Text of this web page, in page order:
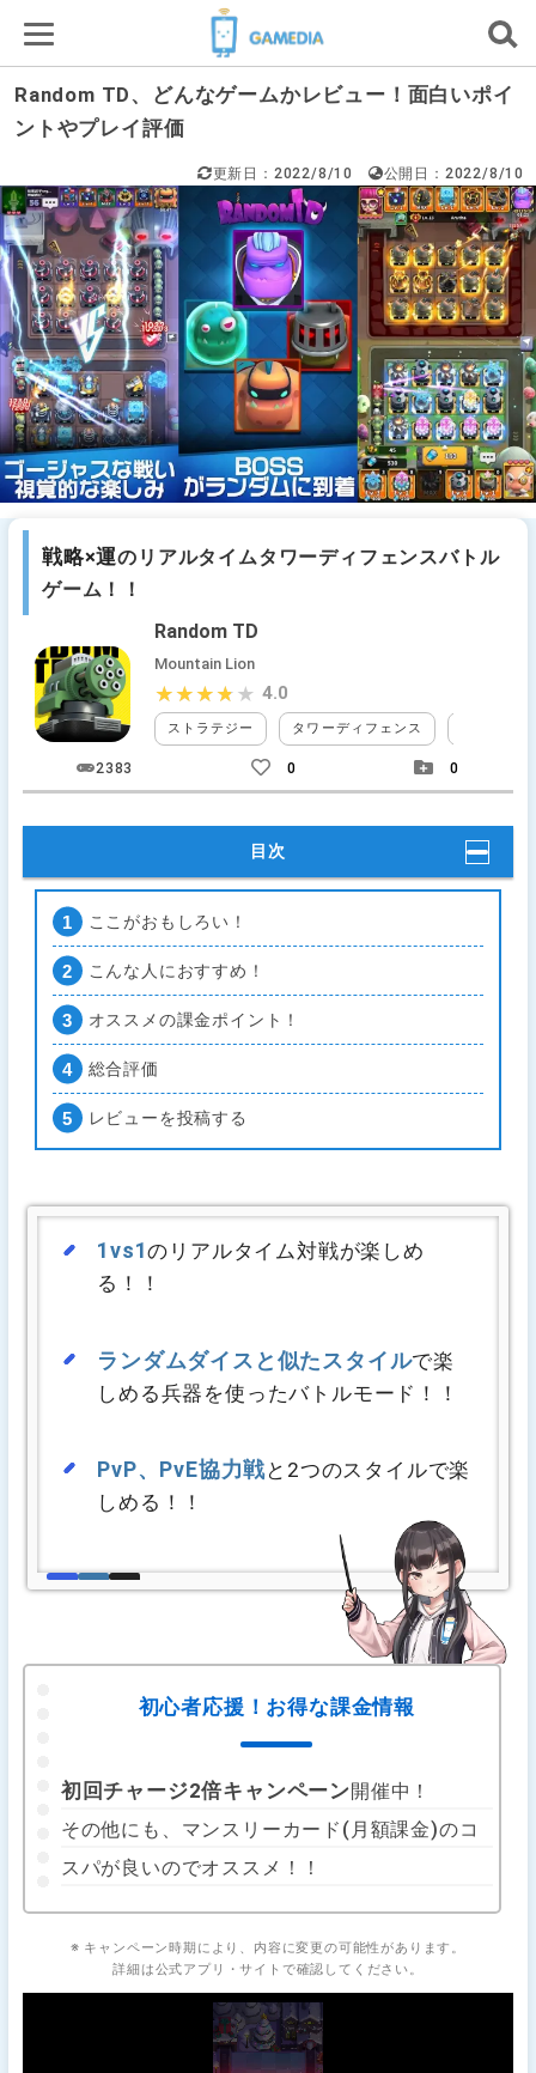
Random TD、どんなゲームかレビュー！面白いポイ
ントやプレイ評価
更新日：2022/8/10 公開日：2022/8/10
戦略×運のリアルタイムタワーディフェンスバトル
ゲーム！！
Random TD
Mountain Lion
ストラテジー タワーディフェンス
★★★★★
★★★★★ 4.0
2383 0 0
目次
ここがおもしろい！
こんな人におすすめ！
オススメの課金ポイント！
総合評価
レビューを投稿する
1vs1のリアルタイム対戦が楽しめ
る！！
ランダムダイスと似たスタイルで楽
しめる兵器を使ったバトルモード！！
PvP、PvE協力戦と2つのスタイルで楽
しめる！！
初心者応援！お得な課金情報
初回チャージ2倍キャンペーン開催中！
その他にも、マンスリーカード(月額課金)のコ
スパが良いのでオススメ！！
※ キャンペーン時期により、内容に変更の可能性があります。
詳細は公式アプリ・サイトで確認してください。